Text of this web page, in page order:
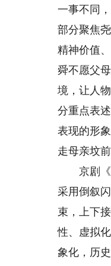
一事不同
部分聚焦
精神价值
舜不愿父
境，让人
分重点表
表现的形
走母亲坟
京剧《大
采用倒叙
束，上下
性、虚拟
象化，历